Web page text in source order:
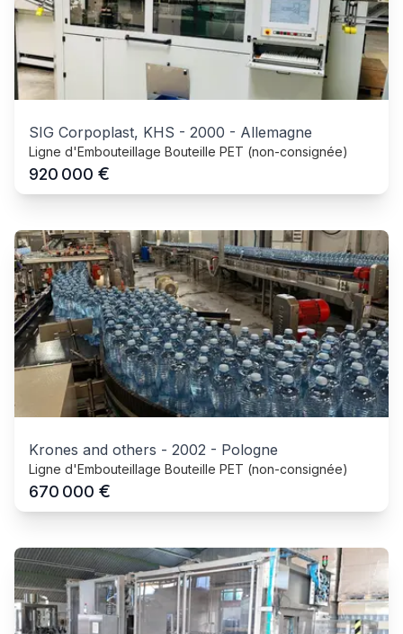
SIG Corpoplast, KHS - 2000 - Allemagne
Ligne d'Embouteillage Bouteille PET (non-consignée)
920 000 €
Krones and others - 2002 - Pologne
Ligne d'Embouteillage Bouteille PET (non-consignée)
670 000 €